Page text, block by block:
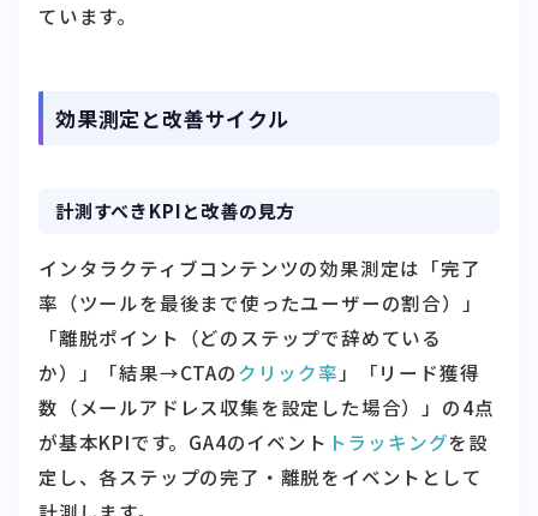
ています。
効果測定と改善サイクル
計測すべきKPIと改善の見方
インタラクティブコンテンツの効果測定は「完了
率（ツールを最後まで使ったユーザーの割合）」
「離脱ポイント（どのステップで辞めている
か）」「結果→CTAのクリック率 」「リード獲得
数（メールアドレス収集を設定した場合）」の4点
が基本KPIです。GA4のイベント トラッキングを設
定し、各ステップの完了・離脱をイベントとして